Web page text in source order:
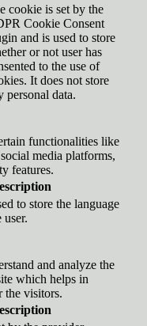
cookie is set by the
Cookie Consent
and is used to store
or not user has
to the use of
It does not store
personal data.
functionalities like
media platforms,
features.
to store the language
user.
and analyze the
which helps in
the visitors.